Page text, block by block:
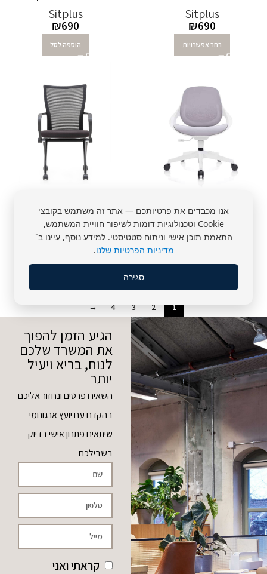
אנו מכבדים את פרטיותכם — אתר זה משתמש בקובצי
Cookie וטכנולוגיות דומות לשיפור חוויית המשתמש,
התאמת תוכן אישי וניתוח סטטיסטי. למידע נוסף, עיינו ב־
מדיניות הפרטיות שלנו.
סגירה
Sitplus
₪690
בחר אפשרויות
Sitplus
₪690
הוספה לסל
Sitplus
₪760
Meeting
Sitplus
1
2
3
4
→
הגיע הזמן להפוך
את המשרד שלכם
לנוח, בריא ויעיל
יותר
השאירו פרטים ונחזור אליכם
בהקדם עם יועץ ארגונומי
שיתאים פתרון אישי בדיוק
בשבילכם
קראתי ואני